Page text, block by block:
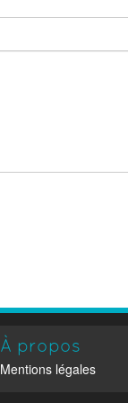
À propos
Mentions légales